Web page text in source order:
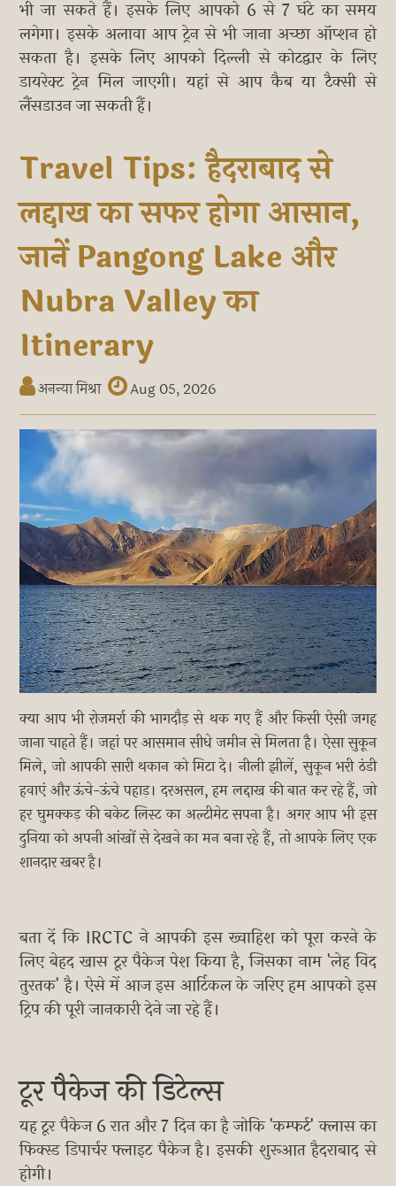
भी जा सकते हैं। इसके लिए आपको 6 से 7 घंटे का समय
लगेगा। इसके अलावा आप ट्रेन से भी जाना अच्छा ऑप्शन हो
सकता है। इसके लिए आपको दिल्ली से कोटद्वार के लिए
डायरेक्ट ट्रेन मिल जाएगी। यहां से आप कैब या टैक्सी से
लैंसडाउन जा सकती हैं।
Travel Tips: हैदराबाद से
लद्दाख का सफर होगा आसान,
जानें Pangong Lake और
Nubra Valley का
Itinerary
अनन्या मिश्रा Aug 05, 2026
क्या आप भी रोजमर्रा की भागदौड़ से थक गए हैं और किसी ऐसी जगह
जाना चाहते हैं। जहां पर आसमान सीधे जमीन से मिलता है। ऐसा सुकून
मिले, जो आपकी सारी थकान को मिटा दे। नीली झीलें, सुकून भरी ठंडी
हवाएं और ऊंचे-ऊंचे पहाड़। दरअसल, हम लद्दाख की बात कर रहे हैं, जो
हर घुमक्कड़ की बकेट लिस्ट का अल्टीमेट सपना है। अगर आप भी इस
दुनिया को अपनी आंखों से देखने का मन बना रहे हैं, तो आपके लिए एक
शानदार खबर है।
बता दें कि IRCTC ने आपकी इस ख्वाहिश को पूरा करने के
लिए बेहद खास टूर पैकेज पेश किया है, जिसका नाम 'लेह विद
तुरतक' है। ऐसे में आज इस आर्टिकल के जरिए हम आपको इस
ट्रिप की पूरी जानकारी देने जा रहे हैं।
टूर पैकेज की डिटेल्स
यह टूर पैकेज 6 रात और 7 दिन का है जोकि 'कम्फर्ट' क्लास का
फिक्स्ड डिपार्चर फ्लाइट पैकेज है। इसकी शुरूआत हैदराबाद से
होगी।